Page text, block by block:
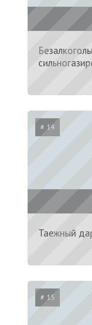
# 14
Таежный
# 15